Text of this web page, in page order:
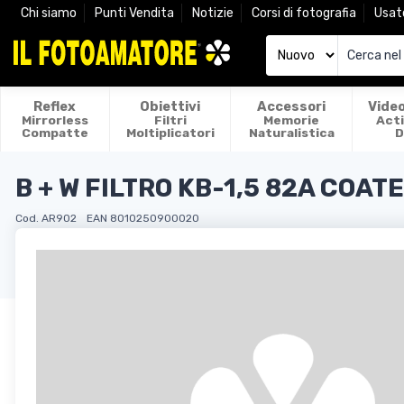
Chi siamo Punti Vendita Notizie Corsi di fotografia
Reflex
Mirrorless
Compatte
Obiettivi
Filtri
Moltiplicatori
Accessori
Memorie
Naturalistica
B + W FILTRO KB-1,5 82A
Cod. AR902 EAN 8010250900020